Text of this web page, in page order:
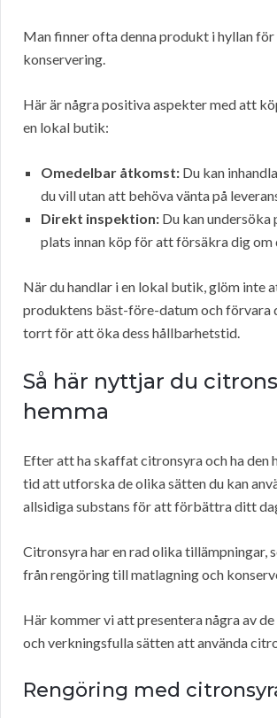
Man finner ofta denna produkt i hyllan
konservering.
Här är några positiva aspekter med att
en lokal butik:
Omedelbar åtkomst: Du kan
du vill utan att behöva vänta på
Direkt inspektion: Du kan undersöka
plats innan köp för att försäkra dig om
När du handlar i en lokal butik, glöm inte
produktens bäst-före-datum och förvara
torrt för att öka dess hållbarhetstid.
Så här nyttjar du
hemma
Efter att ha skaffat citronsyra och ha den
tid att utforska de olika sätten du kan
allsidiga substans för att förbättra ditt
Citronsyra har en rad olika tillämpningar,
från rengöring till matlagning och
Här kommer vi att presentera några av
och verkningsfulla sätten att använda
Rengöring med